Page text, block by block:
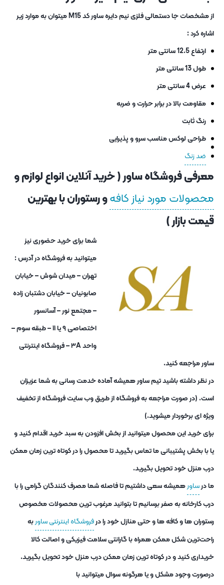
از مشخصات جا دستمالی فلزی نیم دایره ساور کد M15 میتوان به موارد زیر
اشاره کرد :
ارتفاع 12.5 سانتی متر
طول 13 سانتی متر
عرض 4 سانتی متر
مقاومت بالا در برابر حرارت و ضربه
رنگ ثابت
طراحی لوکس مناسب سرو و پذیرایی
ضد زنگ
معرفی فروشگاه ساور ( خرید آنلاین انواع لوازم و
محصولات مورد نیاز کافهو رستوران با بهترین
قیمت بازار )
شما برای خرید حضوری نیز
میتوانید به فروشگاه در آدرس :
تهران – میدان شوش – خیابان
صابونیان – خیابان دشتبان زاده
– مجتمع نور – آسانسور
اختصاصی ۹ یا ۱۱ – طبقه سوم –
واحد ۳A – فروشگاه اینترنتی
ساور مراجعه کنید.
در نظر داشته باشید تیم ساور همیشه آماده خدمت رسانی به شما عزیزان
است. (در صورت مراجعه به فروشگاه از طریق وب سایت فروشگاه از تخفیف
ویژه ای برخوردار میشوید.)
برای خرید این محصول میتوانید از بخش افزودن به سبد خرید اقدام کنید و
یا با بخش پشتیبانی ما تماس بگیرید تا محصول را در کوتاه ترین زمان ممکن
درب منزل خود تحویل بگیرید.
ما درساورهمیشه سعی داشتیم تا فاصله شما مصرف کنندگان گرامی را با
درب کارخانه به صفر برسانیم تا بتوانید مرغوب ترین محصولات مخصوص
رستوران ها و کافه ها و حتی منازل خود را درفروشگاه اینترنتی ساوربه
راحت‌ترین شکل ممکن همراه با گارانتی سلامت فیزیکی و اصالت کالا
خریداری کنید و در کوتاه ترین زمان ممکن درب منزل خود تحویل بگیرید.
درصورت وجود مشکل و یا هرگونه سوال میتوانید با